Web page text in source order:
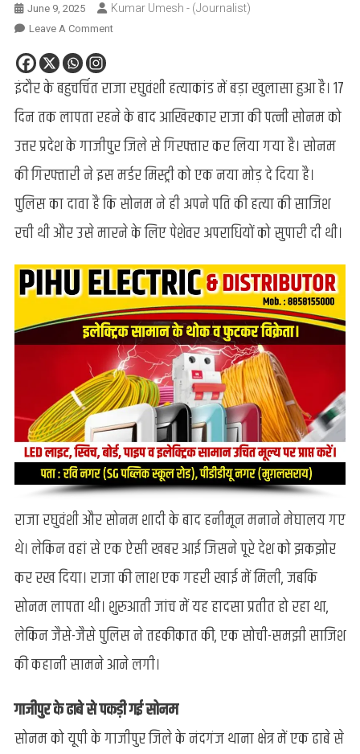
June 9, 2025 Kumar Umesh - (Journalist)
Leave A CommentOn
राजा
हत्याकांड
में
नया
मोड़,
पत्नी
सोनम
गाजीपुर
गिरफ्तार,
मां
बोलीं-
उसे
बेटी
माना
था
इंदौर के बहुचर्चित राजा रघुवंशी हत्याकांड में बड़ा खुलासा हुआ है। 17
दिन तक लापता रहने के बाद आखिरकार राजा की पत्नी सोनम को
उत्तर प्रदेश के गाजीपुर जिले से गिरफ्तार कर लिया गया है। सोनम
की गिरफ्तारी ने इस मर्डर मिस्ट्री को एक नया मोड़ दे दिया है।
पुलिस का दावा है कि सोनम ने ही अपने पति की हत्या की साजिश
रची थी और उसे मारने के लिए पेशेवर अपराधियों को सुपारी दी थी।
राजा रघुवंशी और सोनम शादी के बाद हनीमून मनाने मेघालय गए
थे। लेकिन वहां से एक ऐसी खबर आई जिसने पूरे देश को झकझोर
कर रख दिया। राजा की लाश एक गहरी खाई में मिली, जबकि
सोनम लापता थी। शुरुआती जांच में यह हादसा प्रतीत हो रहा था,
लेकिन जैसे-जैसे पुलिस ने तहकीकात की, एक सोची-समझी साजिश
की कहानी सामने आने लगी।
गाजीपुर के ढाबे से पकड़ी गई सोनम
सोनम को यूपी के गाजीपुर जिले के नंदगंज थाना क्षेत्र में एक ढाबे से